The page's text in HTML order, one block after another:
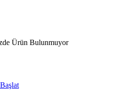
Ürün Bulunmuyor